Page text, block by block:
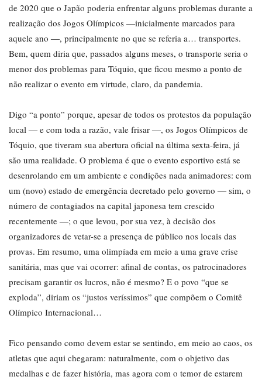
de 2020 que o Japão poderia enfrentar alguns problemas durante a
realização dos Jogos Olímpicos ―inicialmente marcados para
aquele ano ―, principalmente no que se referia a… transportes.
Bem, quem diria que, passados alguns meses, o transporte seria o
menor dos problemas para Tóquio, que ficou mesmo a ponto de
não realizar o evento em virtude, claro, da pandemia.
Digo “a ponto” porque, apesar de todos os protestos da população
local ― e com toda a razão, vale frisar ―, os Jogos Olímpicos de
Tóquio, que tiveram sua abertura oficial na última sexta-feira, já
são uma realidade. O problema é que o evento esportivo está se
desenrolando em um ambiente e condições nada animadores: com
um (novo) estado de emergência decretado pelo governo ― sim, o
número de contagiados na capital japonesa tem crescido
recentemente ―; o que levou, por sua vez, à decisão dos
organizadores de vetar-se a presença de público nos locais das
provas. Em resumo, uma olimpíada em meio a uma grave crise
sanitária, mas que vai ocorrer: afinal de contas, os patrocinadores
precisam garantir os lucros, não é mesmo? E o povo “que se
exploda”, diriam os “justos veríssimos” que compõem o Comitê
Olímpico Internacional…
Fico pensando como devem estar se sentindo, em meio ao caos, os
atletas que aqui chegaram: naturalmente, com o objetivo das
medalhas e de fazer história, mas agora com o temor de estarem